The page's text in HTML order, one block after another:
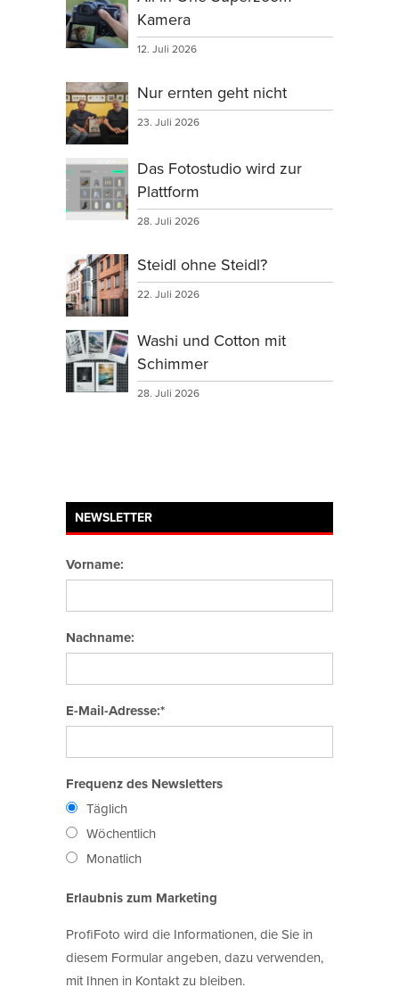
Kamera
12. Juli 2026
Nur ernten geht nicht
23. Juli 2026
Das Fotostudio wird zur
Plattform
28. Juli 2026
Steidl ohne Steidl?
22. Juli 2026
Washi und Cotton mit
Schimmer
28. Juli 2026
NEWSLETTER
Vorname:
Nachname:
E-Mail-Adresse:*
Frequenz des Newsletters
Täglich
Wöchentlich
Monatlich
Erlaubnis zum Marketing
ProfiFoto wird die Informationen, die Sie in
diesem Formular angeben, dazu verwenden,
mit Ihnen in Kontakt zu bleiben.